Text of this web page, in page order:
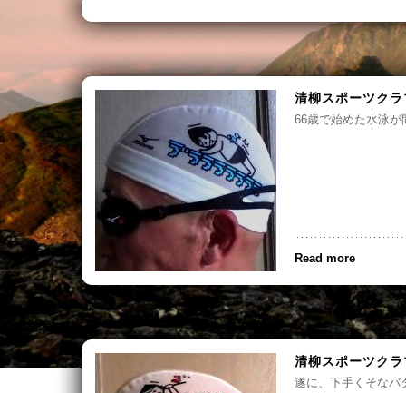
清柳スポーツクラ
66歳で始めた水泳
Read more
清柳スポーツク
遂に、下手くそな